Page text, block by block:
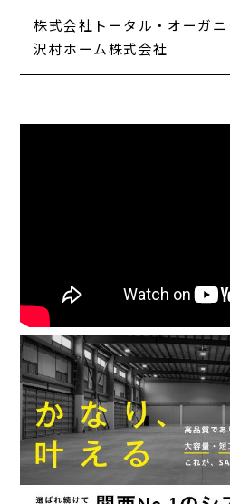
株式会社トータル・オーガ
沢村ホーム株式会社